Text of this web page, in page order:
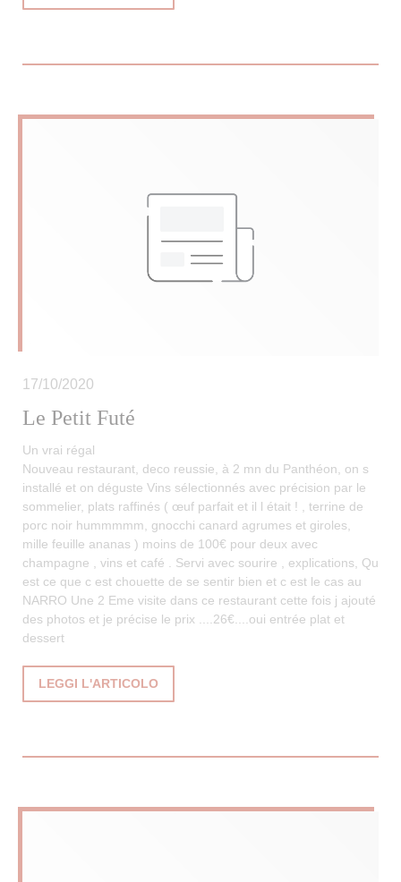
Le Petit Futé
17/10/2020
Un vrai régal
Nouveau restaurant, deco reussie, à 2 mn du Panthéon, on s
installé et on déguste Vins sélectionnés avec précision par le
sommelier, plats raffinés ( œuf parfait et il l était ! , terrine de
porc noir hummmmm, gnocchi canard agrumes et giroles,
mille feuille ananas ) moins de 100€ pour deux avec
champagne , vins et café . Servi avec sourire , explications, Qu
est ce que c est chouette de se sentir bien et c est le cas au
NARRO Une 2 Eme visite dans ce restaurant cette fois j ajouté
des photos et je précise le prix ....26€....oui entrée plat et
dessert
LEGGI L'ARTICOLO((APRE UNA NUOVA FINESTRA))